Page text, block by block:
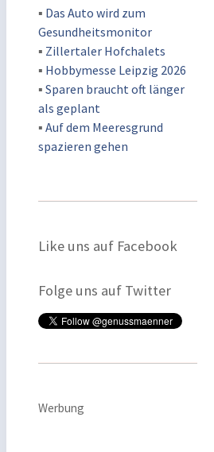
▪ Das Auto wird zum
Gesundheitsmonitor
▪ Zillertaler Hofchalets
▪ Hobbymesse Leipzig 2026
▪ Sparen braucht oft länger
als geplant
▪ Auf dem Meeresgrund
spazieren gehen
Like uns auf Facebook
Folge uns auf Twitter
Werbung